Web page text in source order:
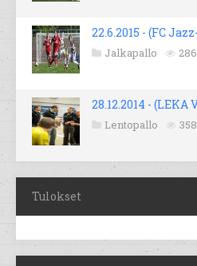
22.6.2015 - (FC
Jalkapallo
28.12.2014 -
Lentopallo
Tulokset